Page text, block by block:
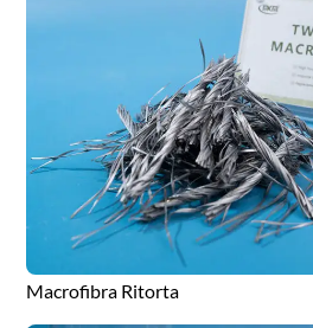
Macrofibra Ritorta